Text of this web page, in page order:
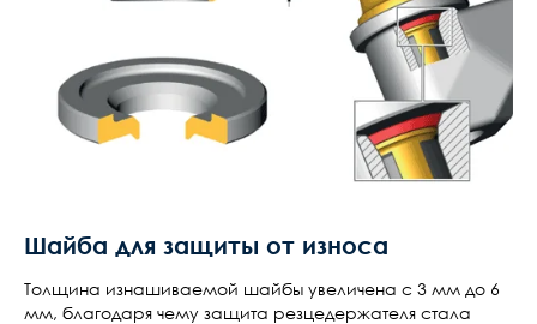
Шайба для защиты от износа
Толщина изнашиваемой шайбы увеличена с 3 мм до 6
мм, благодаря чему защита резцедержателя стала